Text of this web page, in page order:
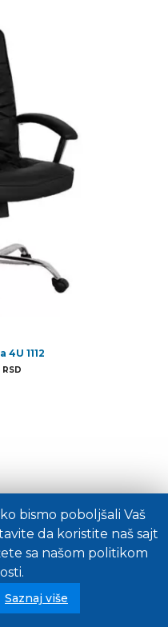
1112
RSD
bismo poboljšali Vaš
da koristite naš sajt
sa našom politikom
Saznaj više
Politika privatnosti